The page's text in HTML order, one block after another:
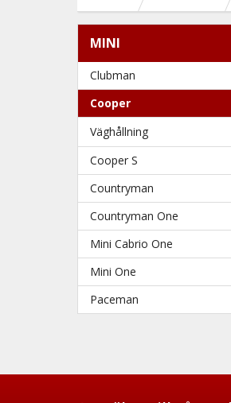
MINI
Clubman
Cooper
Väghållning
Cooper S
Countryman
Countryman One
Mini Cabrio One
Mini One
Paceman